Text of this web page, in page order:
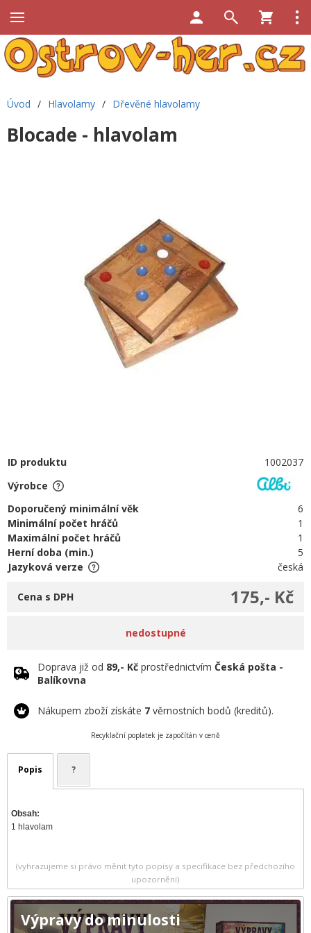
Úvod / Hlavolamy / Dřevěné hlavolamy
Blocade - hlavolam
ID produktu
1002037
Výrobce
Doporučený minimální věk
6
Minimální počet hráčů
1
Maximální počet hráčů
1
Herní doba (min.)
5
Jazyková verze
česká
175,- Kč
Cena s DPH
nedostupné
Doprava již od 89,- Kč prostřednictvím Česká pošta -
Balíkovna
Nákupem zboží získáte 7 věrnostních bodů (kreditů).
Recyklační poplatek je započítán v ceně
Popis ?
Obsah:
1 hlavolam
(vyhrazujeme si právo měnit tyto popisy a specifikace bez předchozího
upozornění)
Výpravy do minulosti